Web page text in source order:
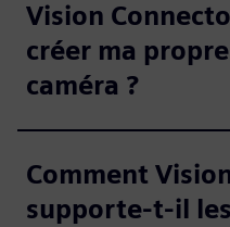
Vision
créer ma
caméra ?
Comment
supporte-t-il